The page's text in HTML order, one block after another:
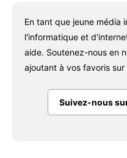
En tant que jeune média
l'informatique et
aide. Soutenez-nous en
ajoutant à vos favoris
Suivez-nous